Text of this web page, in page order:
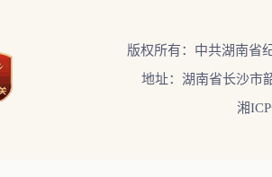
版权所有：中共湖南省
地址：湖南省长沙市
湘